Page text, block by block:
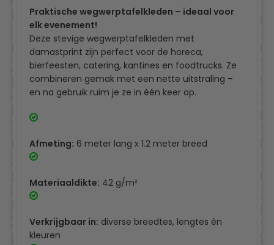
Praktische wegwerptafelkleden – ideaal voor
elk evenement!
Deze stevige wegwerptafelkleden met
damastprint zijn perfect voor de horeca,
bierfeesten, catering, kantines en foodtrucks. Ze
combineren gemak met een nette uitstraling –
en na gebruik ruim je ze in één keer op.
Afmeting: 6 meter lang x 1.2 meter breed
Materiaaldikte: 42 g/m²
Verkrijgbaar in: diverse breedtes, lengtes én
kleuren